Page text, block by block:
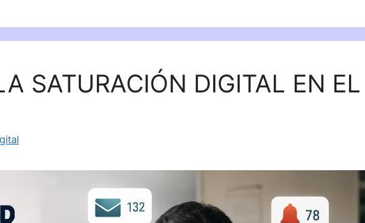
SATURACIÓN DIGITAL EN EL